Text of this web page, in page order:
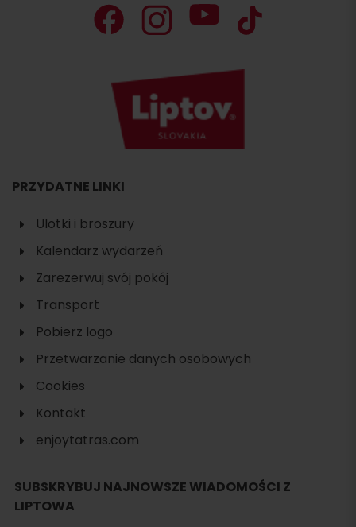
noclegu
PRZYDATNE LINKI
Ulotki i broszury
Kalendarz wydarzeń
Zarezerwuj svój pokój
Transport
Pobierz logo
Przetwarzanie danych osobowych
Cookies
Kontakt
enjoytatras.com
SUBSKRYBUJ NAJNOWSZE WIADOMOŚCI Z
LIPTOWA